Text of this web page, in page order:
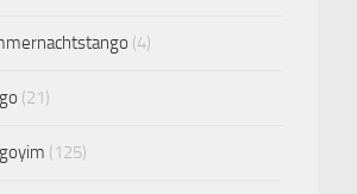
(4)
(21)
(125)